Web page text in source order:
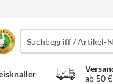
ab 50